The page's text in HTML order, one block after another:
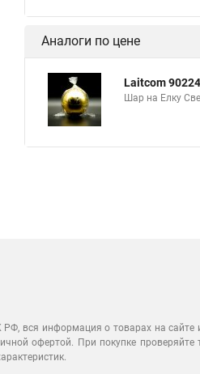
Аналоги по цене
Laitcom
Шар на Елку
РФ, вся информация о товарах на сайте
офертой. При покупке проверяйте